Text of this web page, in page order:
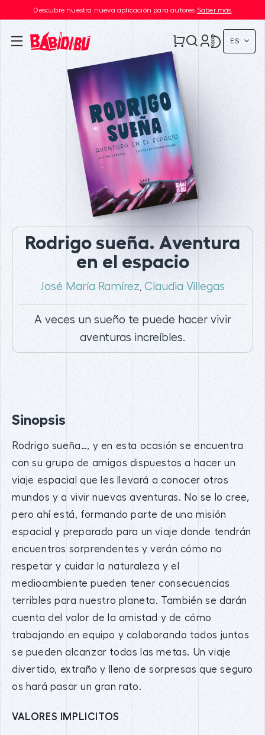
Descubre nuestra nueva aplicación para autores Saber más
ES
Rodrigo sueña. Aventura
en el espacio
José María Ramírez, Claudia Villegas
A veces un sueño te puede hacer vivir
aventuras increíbles.
Sinopsis
Rodrigo sueña…, y en esta ocasión se encuentra
con su grupo de amigos dispuestos a hacer un
viaje espacial que les llevará a conocer otros
mundos y a vivir nuevas aventuras. No se lo cree,
pero ahí está, formando parte de una misión
espacial y preparado para un viaje donde tendrán
encuentros sorprendentes y verán cómo no
respetar y cuidar la naturaleza y el
medioambiente pueden tener consecuencias
terribles para nuestro planeta. También se darán
cuenta del valor de la amistad y de cómo
trabajando en equipo y colaborando todos juntos
se pueden alcanzar todas las metas. Un viaje
divertido, extraño y lleno de sorpresas que seguro
os hará pasar un gran rato.
VALORES IMPLICITOS